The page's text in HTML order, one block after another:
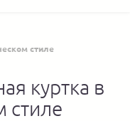
стиле
куртка в
стиле